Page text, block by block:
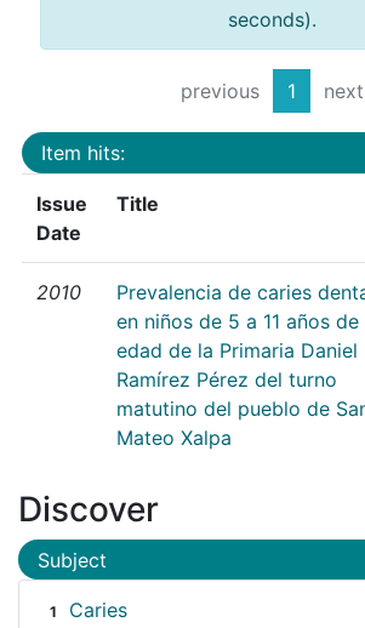
seconds).
previous 1 next
Item hits:
Issue
Date
Title
2010
Prevalencia de caries
en niños de 5 a 11 años de
edad de la Primaria Daniel
Ramírez Pérez del turno
matutino del pueblo de
Mateo Xalpa
Discover
Subject
1 Caries